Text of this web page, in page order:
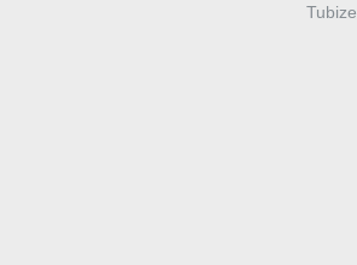
Tubize